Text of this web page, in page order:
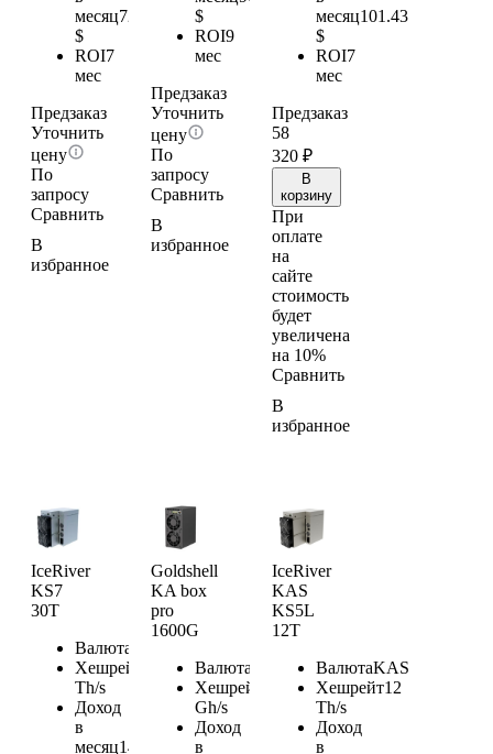
месяц72.45
$
ROI7
мес
Предзаказ
Уточнить
цену
По
запросу
Сравнить
В
избранное
$
ROI9
мес
Предзаказ
Уточнить
цену
По
запросу
Сравнить
В
избранное
месяц101.43
$
ROI7
мес
Предзаказ
58
320 ₽
В
корзину
При
оплате
на
сайте
стоимость
будет
увеличена
на 10%
Сравнить
В
избранное
IceRiver
KS7
30T
Валюта
Хешрейт
Th/s
Доход
в
месяц144.9
Goldshell
KA box
pro
1600G
Валюта
Хешрейт
1600
Gh/s
Доход
в
IceRiver
KAS
KS5L
12T
ВалютаKAS
Хешрейт12
Th/s
Доход
в